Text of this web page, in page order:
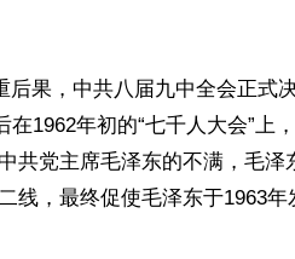
后果，中共八届九中全会正式
1962年初的“七千人大会”上
共党主席毛泽东的不满，毛泽
线，最终促使毛泽东于1963